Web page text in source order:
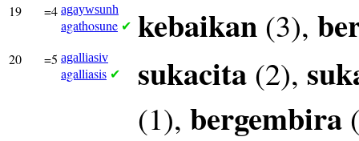
19 =4 agaywsunh
agathosune ✔ kebaikan (3),
20 =5 agalliasiv
agalliasis ✔ sukacita (2),
(1), bergembira